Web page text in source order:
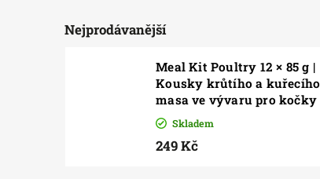
Nejprodávanější
Meal Kit Poultry 12 × 85 g |
Kousky krůtího a kuřecího
masa ve vývaru pro kočky
Skladem
249 Kč